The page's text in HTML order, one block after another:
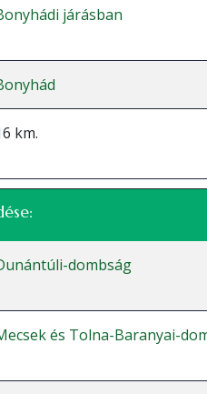
járásban
km.
dombság
és Tolna-Baranyai-